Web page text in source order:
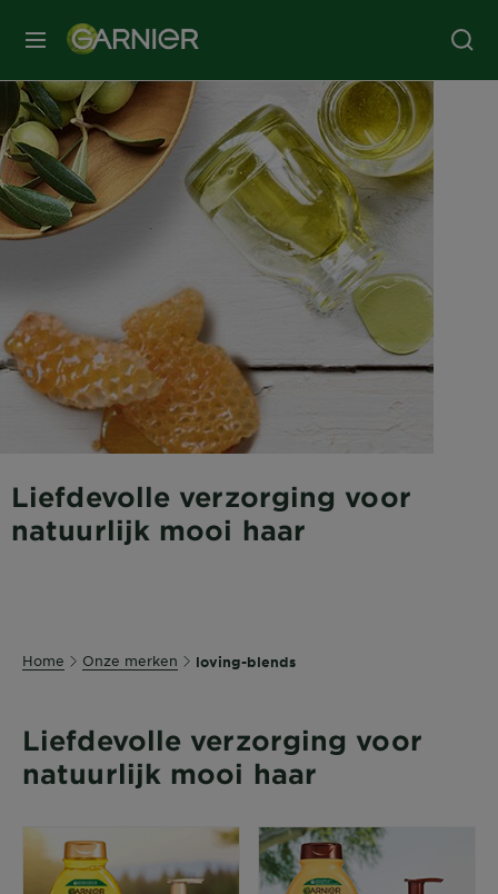
MENU
Liefdevolle verzorging voor
natuurlijk mooi haar
Home Onze merken loving-blends
Liefdevolle verzorging voor
natuurlijk mooi haar